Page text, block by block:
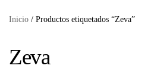
Inicio / Productos etiquetados “Zeva”
Zeva